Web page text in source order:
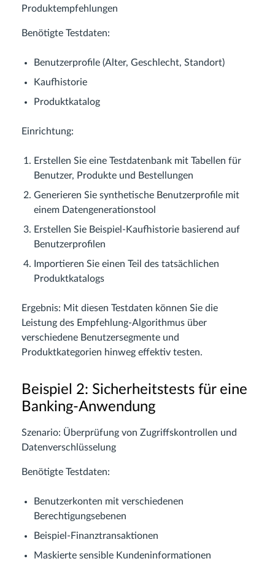
Produktempfehlungen
Benötigte Testdaten:
Benutzerprofile (Alter, Geschlecht, Standort)
Kaufhistorie
Produktkatalog
Einrichtung:
Erstellen Sie eine Testdatenbank mit Tabellen für
Benutzer, Produkte und Bestellungen
Generieren Sie synthetische Benutzerprofile mit
einem Datengenerationstool
Erstellen Sie Beispiel-Kaufhistorie basierend auf
Benutzerprofilen
Importieren Sie einen Teil des tatsächlichen
Produktkatalogs
Ergebnis: Mit diesen Testdaten können Sie die
Leistung des Empfehlung-Algorithmus über
verschiedene Benutzersegmente und
Produktkategorien hinweg effektiv testen.
Beispiel 2: Sicherheitstests für eine
Banking-Anwendung
Szenario: Überprüfung von Zugriffskontrollen und
Datenverschlüsselung
Benötigte Testdaten:
Benutzerkonten mit verschiedenen
Berechtigungsebenen
Beispiel-Finanztransaktionen
Maskierte sensible Kundeninformationen